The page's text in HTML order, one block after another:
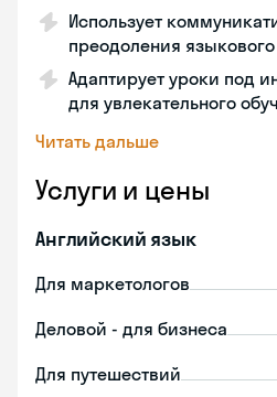
Использует
преодоления
Адаптирует уроки под
для увлекательного
Читать дальше
Услуги и цены
Английский язык
Для маркетологов
Деловой - для бизнеса
Для путешествий